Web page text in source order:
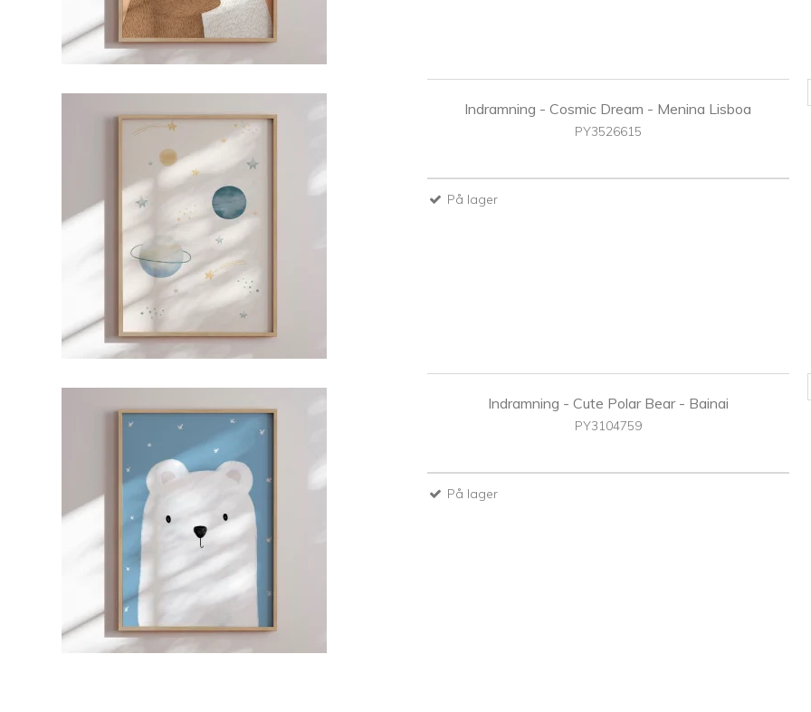
Indramning - Cosmic Dream - Menina Lisboa
PY3526615
På lager
Indramning - Cute Polar Bear - Bainai
PY3104759
På lager